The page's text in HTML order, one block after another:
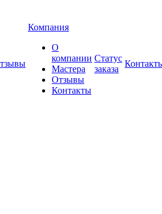
Компания
О
компании
Мастера
Отзывы
Контакты
Статус
заказа